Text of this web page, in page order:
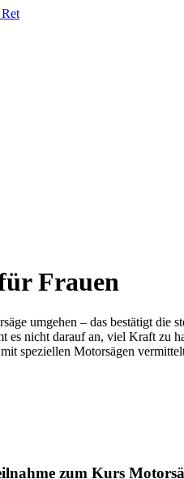
Frauen
umgehen – das bestätigt die
es nicht darauf an, viel Kraft zu
speziellen Motorsägen
zum Kurs